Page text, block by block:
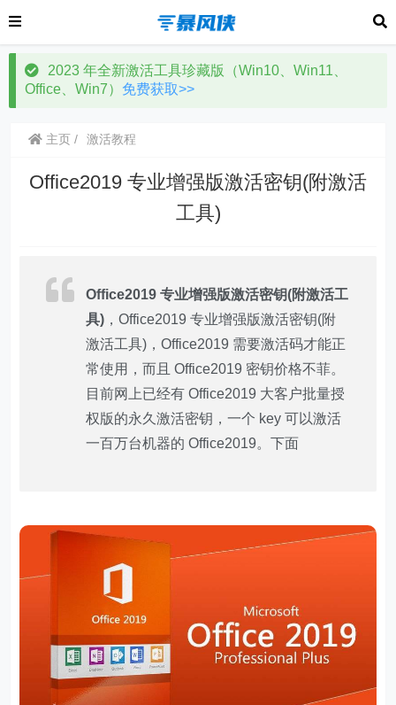
2023 年全新激活工具珍藏版（Win10、Win11、
Office、Win7） 免费获取>>
主页 激活教程
Office2019 专业增强版激活密钥(附激活
工具)
Office2019 专业增强版激活密钥(附激活工
具) ，Office2019 专业增强版激活密钥(附
激活工具)，Office2019 需要激活码才能正
常使用，而且 Office2019 密钥价格不菲。
目前网上已经有 Office2019 大客户批量授
权版的永久激活密钥，一个 key 可以激活
一百万台机器的 Office2019。下面